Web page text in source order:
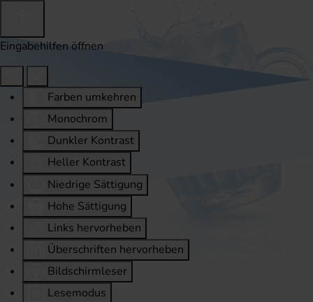
Eingabehilfen öffnen
Farben umkehren
Monochrom
Dunkler Kontrast
Heller Kontrast
Niedrige Sättigung
Hohe Sättigung
Links hervorheben
Überschriften hervorheben
Bildschirmleser
Lesemodus